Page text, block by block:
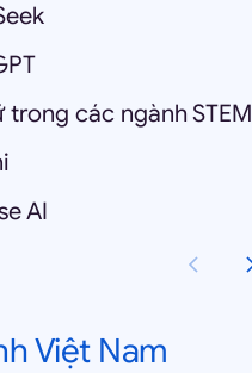
trong các ngành STEM
AI
Việt Nam